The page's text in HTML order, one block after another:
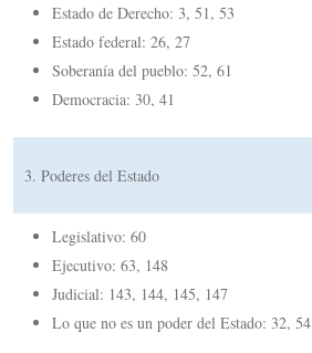
Estado de Derecho: 3, 51, 53
Estado federal: 26, 27
Soberanía del pueblo: 52, 61
Democracia: 30, 41
3. Poderes del Estado
Legislativo: 60
Ejecutivo: 63, 148
Judicial: 143, 144, 145, 147
Lo que no es un poder del Estado: 32, 54